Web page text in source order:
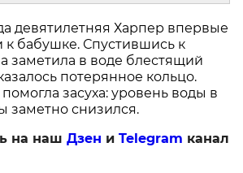
девятилетняя Харпер впервые
к бабушке. Спустившись к
заметила в воде блестящий
потерянное кольцо.
засуха: уровень воды в
заметно снизился.
на нашДзен иTelegram канал